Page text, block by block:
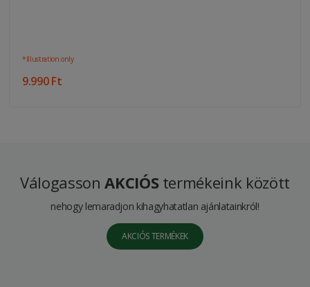
*Illustration only
9.990 Ft
VálogassonAKCIÓStermékeink között
nehogy lemaradjon kihagyhatatlan ajánlatainkról!
AKCIÓS TERMÉKEK